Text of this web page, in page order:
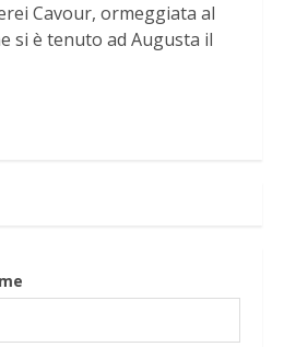
Cavour, ormeggiata al
si è tenuto ad Augusta il